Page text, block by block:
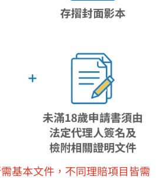
基本文件，不同理賠項目皆需